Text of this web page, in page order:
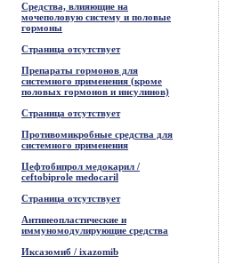
Средства, влияющие на
мочеполовую систему и половые
гормоны
Страница отсутствует
Препараты гормонов для
системного применения (кроме
половых гормонов и инсулинов)
Страница отсутствует
Противомикробные средства для
системного применения
Цефтобипрол медокарил /
ceftobiprole medocaril
Страница отсутствует
Антинеопластические и
иммуномодулирующие средства
Иксазомиб / ixazomib